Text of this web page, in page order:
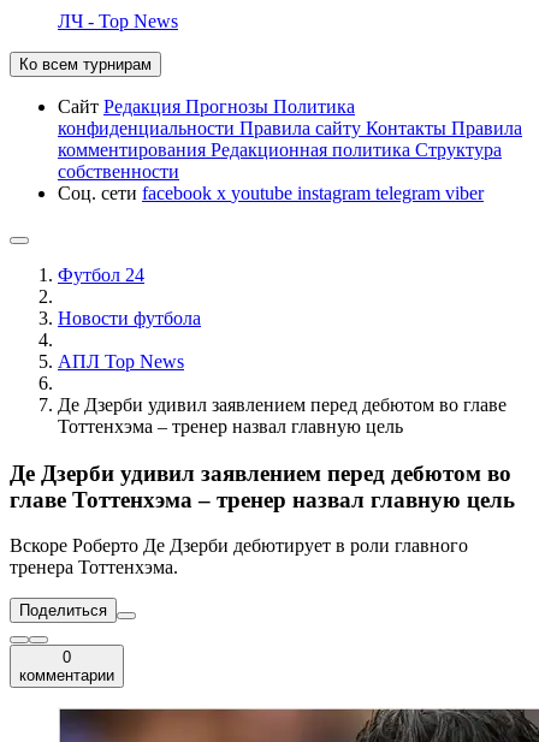
ЛЧ - Top News
Ко всем турнирам
Сайт Редакция Прогнозы Политика
конфиденциальности Правила сайту Контакты Правила
комментирования Редакционная политика Структура
собственности
Соц. сети facebook x youtube instagram telegram viber
Футбол 24
Новости футбола
АПЛ Top News
Де Дзерби удивил заявлением перед дебютом во главе
Тоттенхэма – тренер назвал главную цель
Де Дзерби удивил заявлением перед дебютом во
главе Тоттенхэма – тренер назвал главную цель
Вскоре Роберто Де Дзерби дебютирует в роли главного
тренера Тоттенхэма.
Поделиться
0
комментарии